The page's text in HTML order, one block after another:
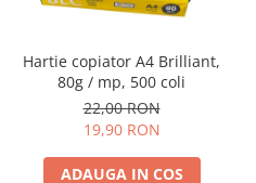
Hartie copiator A4 Brilliant,
80g / mp, 500 coli
22,00 RON
19,90 RON
ADAUGA IN COS